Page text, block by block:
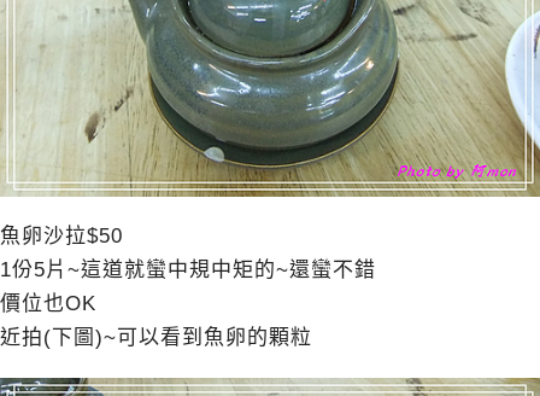
魚卵沙拉$50
1份5片~這道就蠻中規中矩的~還蠻不錯
價位也OK
近拍(下圖)~可以看到魚卵的顆粒